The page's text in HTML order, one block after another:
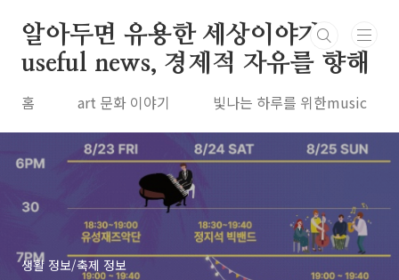
알아두면 유용한 세상이야기
useful news, 경제적 자유를 향해
홈 art 문화 이야기 빛나는 하루를 위한music
생활 정보/축제 정보